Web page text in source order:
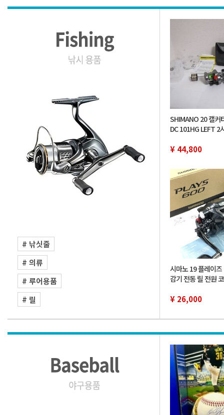
# 낚싯줄
# 의류
# 루어용품
# 릴
SHIMANO 20 캘커
DC 101HG LEFT 2
¥ 44,800
시마노 19 플레이
감기 전동 릴 전원
japan 낚시 도구 배
¥ 26,000